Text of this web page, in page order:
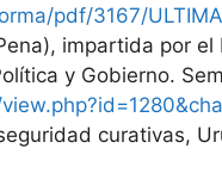
pdf/3167/
impartida por
y Gobierno.
curativas,